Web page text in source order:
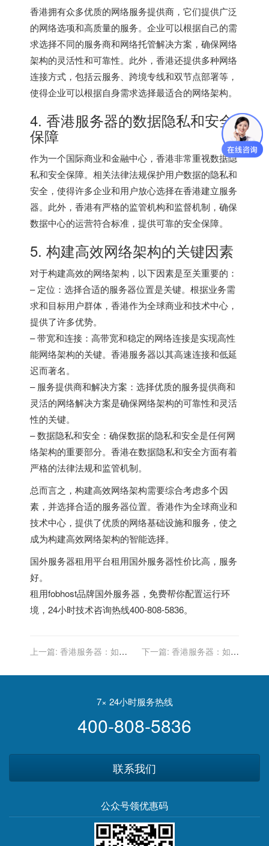
香港拥有众多优质的网络服务提供商，它们提供广泛
的网络选项和高质量的服务。企业可以根据自己的需
求选择不同的服务商和网络托管解决方案，确保网络
架构的灵活性和可靠性。此外，香港还提供多种网络
连接方式，包括云服务、跨境专线和双节点部署等，
使得企业可以根据自身需求选择最适合的网络架构。
4. 香港服务器的数据隐私和安全
保障
作为一个国际商业和金融中心，香港非常重视数据隐
私和安全保障。相关法律法规保护用户数据的隐私和
安全，使得许多企业和用户放心选择在香港建立服务
器。此外，香港有严格的监管机构和监督机制，确保
数据中心的运营符合标准，提供可靠的安全保障。
5. 构建高效网络架构的关键因素
对于构建高效的网络架构，以下因素是至关重要的：
– 定位：选择合适的服务器位置是关键。根据业务需
求和目标用户群体，香港作为全球商业和技术中心，
提供了许多优势。
– 带宽和连接：高带宽和稳定的网络连接是实现高性
能网络架构的关键。香港服务器以其高速连接和低延
迟而著名。
– 服务提供商和解决方案：选择优质的服务提供商和
灵活的网络解决方案是确保网络架构的可靠性和灵活
性的关键。
– 数据隐私和安全：确保数据的隐私和安全是任何网
络架构的重要部分。香港在数据隐私和安全方面有着
严格的法律法规和监管机制。
总而言之，构建高效网络架构需要综合考虑多个因
素，并选择合适的服务器位置。香港作为全球商业和
技术中心，提供了优质的网络基础设施和服务，使之
成为构建高效网络架构的智能选择。
国外服务器租用平台租用国外服务器性价比高，服务
好。
租用fobhost品牌国外服务器，免费帮你配置运行环
境，24小时技术咨询热线400-808-5836。
上一篇: 香港服务器：如何
下一篇: 香港服务器：如何
7× 24小时服务热线
400-808-5836
联系我们
公众号领优惠码